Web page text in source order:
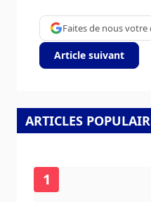
的要求可能存在很大
突等地缘政治事件可
害也是如此。此外，
市场的估值产生影响
Faites de nous
Article suivant
ARTICLES
1